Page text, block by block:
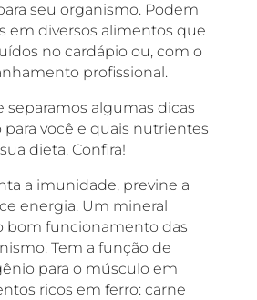
seu organismo. Podem
em diversos alimentos que
no cardápio ou, com o
profissional.
separamos algumas dicas
você e quais nutrientes
dieta. Confira!
a imunidade, previne a
energia. Um mineral
bom funcionamento das
Tem a função de
para o músculo em
ricos em ferro: carne